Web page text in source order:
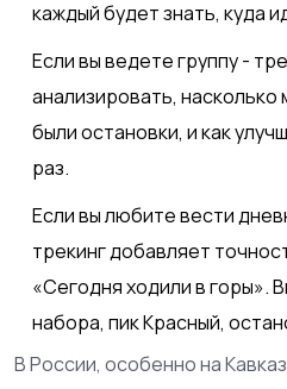
каждый будет знать, куда
Если вы ведете группу -
анализировать,
были остановки, и как
раз.
Если вы любите вести
трекинг добавляет
«Сегодня ходили в горы».
набора, пик Красный,
В России, особенно на